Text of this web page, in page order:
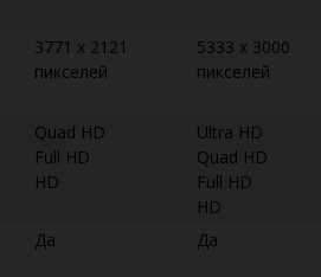
3771 x 2121
пикселей
5333 x 3000
пикселей
Quad HD
Full HD
HD
Ultra HD
Quad HD
Full HD
HD
Да Да